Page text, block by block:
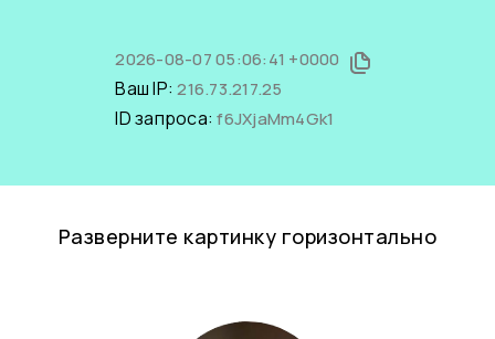
2026-08-07 05:06:41 +0000
Ваш IP:216.73.217.25
ID запроса:f6JXjaMm4Gk1
Разверните картинку горизонтально